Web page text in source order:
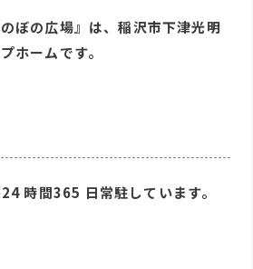
のぼの広場』は、稲沢市下津光明
ホームです。
時間365 日常駐しています。